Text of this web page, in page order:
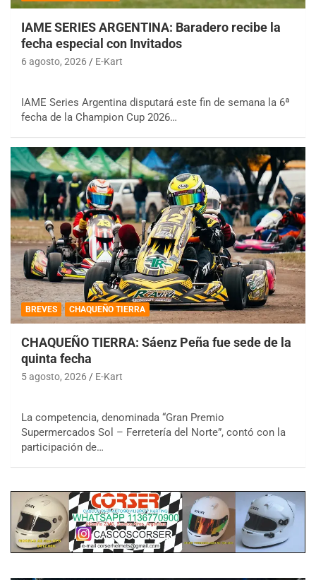
IAME SERIES ARGENTINA: Baradero recibe la
fecha especial con Invitados
6 agosto, 2026 E-Kart
IAME Series Argentina disputará este fin de semana la 6ª
fecha de la Champion Cup 2026…
BREVES CHAQUEÑO TIERRA
CHAQUEÑO TIERRA: Sáenz Peña fue sede de la
quinta fecha
5 agosto, 2026 E-Kart
La competencia, denominada “Gran Premio
Supermercados Sol – Ferretería del Norte”, contó con la
participación de…